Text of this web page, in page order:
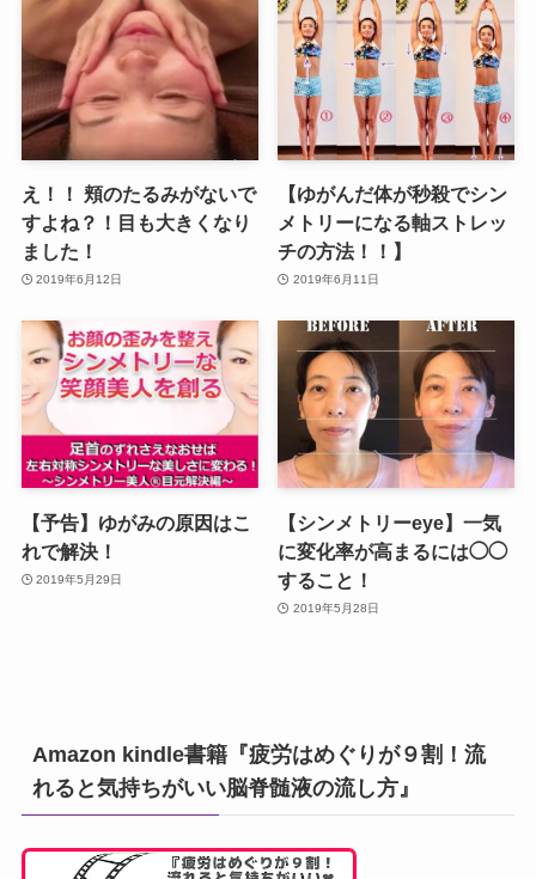
え！！ 頬のたるみがないで
すよね？！目も大きくなり
ました！
2019年6月12日
【ゆがんだ体が秒殺でシン
メトリーになる軸ストレッ
チの方法！！】
2019年6月11日
【予告】ゆがみの原因はこ
れで解決！
2019年5月29日
【シンメトリーeye】一気
に変化率が高まるには◯◯
すること！
2019年5月28日
Amazon kindle書籍『疲労はめぐりが９割！流
れると気持ちがいい脳脊髄液の流し方』